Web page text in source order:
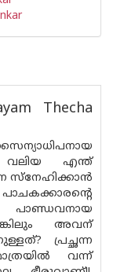
Thecha
വലിയ എന്ത്
സ്നേഹിക്കാൻ
അവന്
പ്രച്ഛന്ന
വന്ന്